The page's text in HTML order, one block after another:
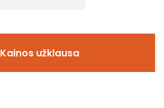
Kainos užklausa